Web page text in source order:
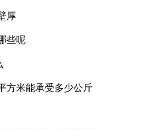
厚
些呢
方米能承受多少公斤